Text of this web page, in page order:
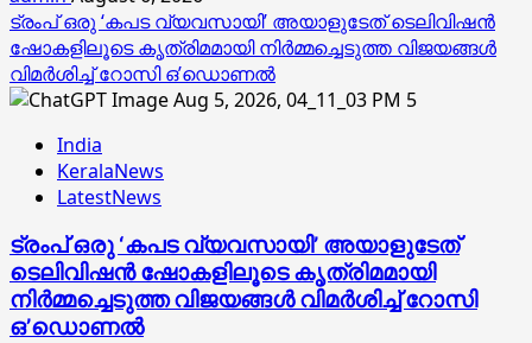
ട്രംപ് ഒരു ‘കപട വ്യവസായി’ അയാളുടേത് ടെലിവിഷന്‍
ഷോകളിലൂടെ കൃത്രിമമായി നിര്‍മ്മച്ചെടുത്ത വിജയങ്ങള്‍
വിമര്‍ശിച്ച് റോസി ഒ’ഡൊണല്‍
5
India
KeralaNews
LatestNews
ട്രംപ് ഒരു ‘കപട വ്യവസായി’ അയാളുടേത്
ടെലിവിഷന്‍ ഷോകളിലൂടെ കൃത്രിമമായി
നിര്‍മ്മച്ചെടുത്ത വിജയങ്ങള്‍ വിമര്‍ശിച്ച് റോസി
ഒ’ഡൊണല്‍